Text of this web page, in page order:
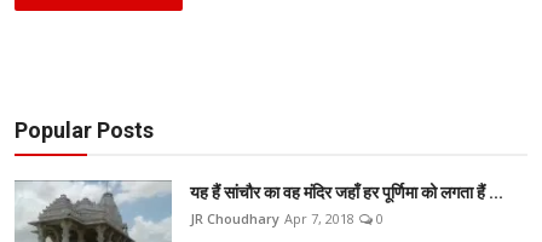
Popular Posts
यह हैं सांचौर का वह मंदिर जहाँ हर पूर्णिमा को लगता हैं ...
JR Choudhary Apr 7, 2018 0